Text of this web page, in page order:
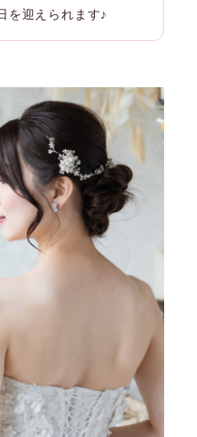
を迎えられます♪